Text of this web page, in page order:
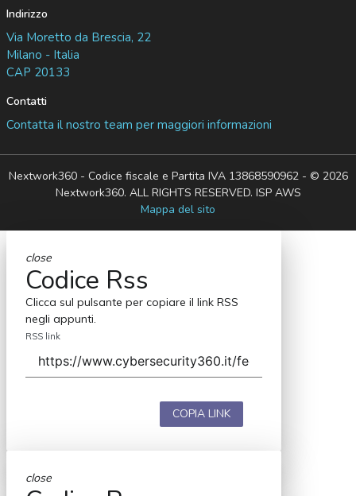
Indirizzo
Via Moretto da Brescia, 22
Milano - Italia
CAP 20133
Contatti
Contatta il nostro team per maggiori informazioni
Nextwork360 - Codice fiscale e Partita IVA 13868590962 - © 2026
Nextwork360. ALL RIGHTS RESERVED. ISP AWS
Mappa del sito
close
Codice Rss
Clicca sul pulsante per copiare il link RSS
negli appunti.
RSS link
COPIA LINK
close